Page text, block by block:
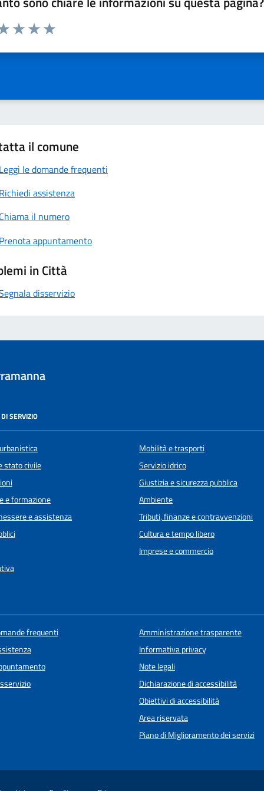
da 1 a 5 stelle la pagina
il comune
Leggi le domande frequenti
Richiedi assistenza
Chiama il numero
Prenota appuntamento
in Città
disservizio
SERVIZIO
stato civile
e formazione
e assistenza
Mobilità e trasporti
Servizio idrico
Giustizia e sicurezza pubblica
Ambiente
Tributi, finanze e contravvenzioni
Cultura e tempo libero
Imprese e commercio
frequenti
Amministrazione trasparente
Informativa privacy
Note legali
Dichiarazione di accessibilità
Obiettivi di accessibilità
Area riservata
Piano di Miglioramento dei servizi